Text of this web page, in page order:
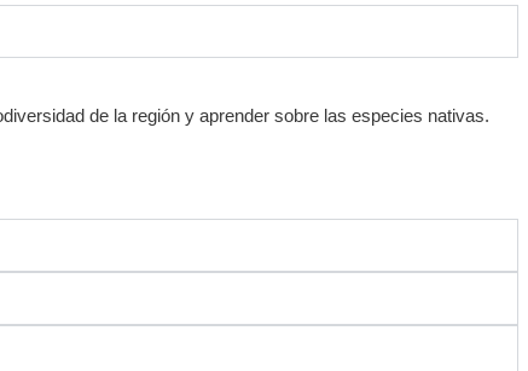
de la región y aprender sobre las especies nativas.